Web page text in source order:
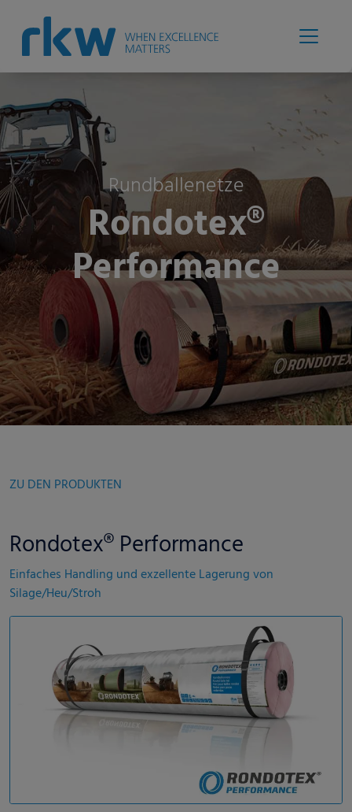
Rundballenetze
Rondotex®
Performance
ZU DEN PRODUKTEN
Rondotex® Performance
Einfaches Handling und exzellente Lagerung von
Silage/Heu/Stroh